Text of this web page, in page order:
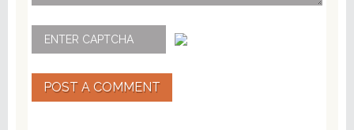
POST A COMMENT